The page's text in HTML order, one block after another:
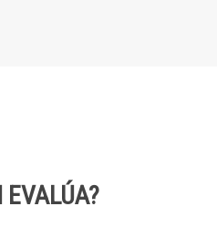
EVALÚA?